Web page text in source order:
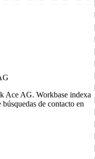
Ace AG. Workbase indexa
de contacto en